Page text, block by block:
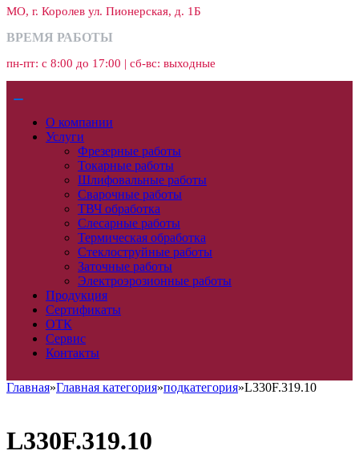
МО, г. Королев ул. Пионерская, д. 1Б
ВРЕМЯ РАБОТЫ
пн-пт: с 8:00 до 17:00 | сб-вс: выходные
О компании
Услуги
Фрезерные работы
Токарные работы
Шлифовальные работы
Сварочные работы
ТВЧ обработка
Слесарные работы
Термическая обработка
Стеклоструйные работы
Заточные работы
Электроэрозионные работы
Продукция
Сертификаты
ОТК
Сервис
Контакты
Главная»Главная категория»подкатегория»L330F.319.10
L330F.319.10